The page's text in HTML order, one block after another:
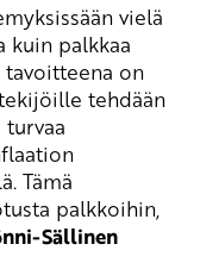
vielä
kuin palkkaa
tavoitteena on
tehdään
Tämä
palkkoihin,
Sällinen